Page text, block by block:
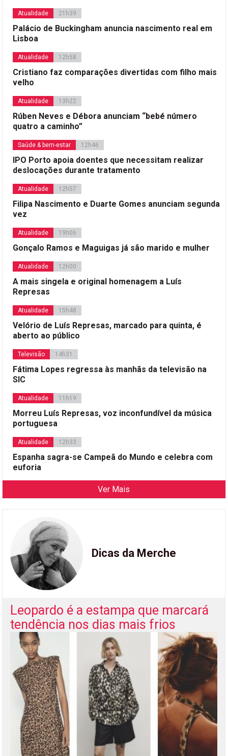
Atualidade 21h39
Palácio de Buckingham anuncia nascimento real em
Lisboa
Atualidade 12h58
Cristiano faz comparações divertidas com filho mais
velho
Atualidade 13h22
Rúben Neves e Débora anunciam “bebé número
quatro a caminho”
Saúde & bem-estar 12h46
IPO Porto apoia doentes que necessitam realizar
deslocações durante tratamento
Atualidade 12h57
Filipa Nascimento e Duarte Gomes anunciam segunda
vez
Atualidade 19h06
Gonçalo Ramos e Maguigas já são marido e mulher
Atualidade 12h00
A mais singela e original homenagem a Luís
Represas
Atualidade 15h48
Velório de Luís Represas, marcado para quinta, é
aberto ao público
Televisão 14h31
Fátima Lopes regressa às manhãs da televisão na
SIC
Atualidade 11h19
Morreu Luís Represas, voz inconfundível da música
portuguesa
Atualidade 12h33
Espanha sagra-se Campeã do Mundo e celebra com
euforia
Ver Mais
Dicas da Merche
Leopardo é a estampa que marcará
tendência nos dias mais frios